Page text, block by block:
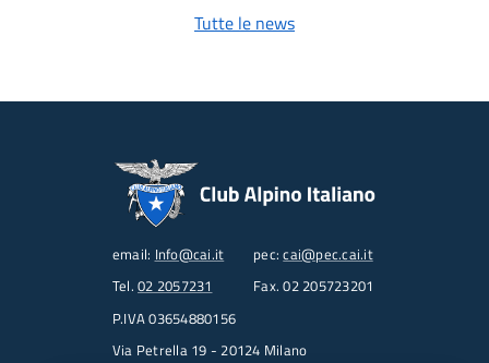
Tutte le news
email: Info@cai.it pec:cai@pec.cai.it
Tel. 02 2057231
Fax. 02 205723201
P.IVA 03654880156
Via Petrella 19 - 20124 Milano